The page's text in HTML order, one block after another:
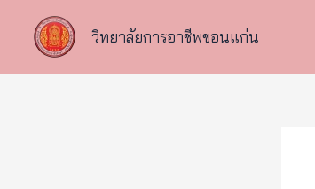
content
วิทยาลัยการอาชีพขอนแก่น